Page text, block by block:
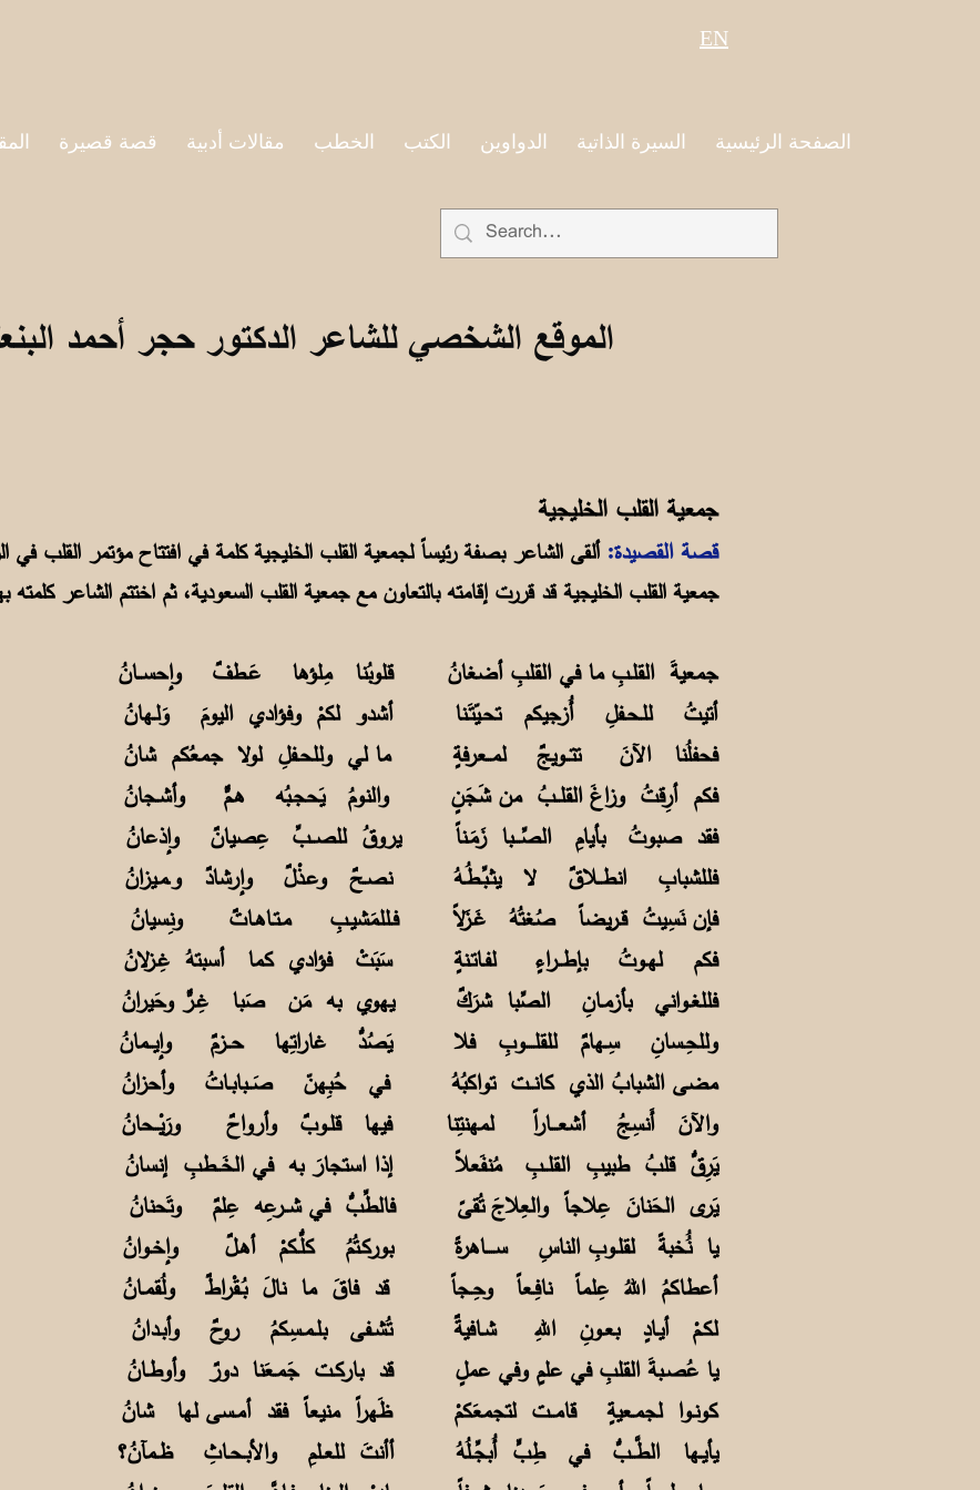
EN
الصفحة الرئيسية السيرة الذاتية الدواوين الكتب الخطب مقالات أدبية قصة قصيرة
الموقع الشخصي للشاعر الدكتور حجر أحمد
جمعية القلب الخليجية
قصة القصيدة:
جمعية القلب الخليجية قد قررت إقامته بالتعاون مع جمعية القلب السعودية، ثم اختتم الشاعر كلمته
جمعيةَ القلـبِ ما في القلبِ أضغانُ قلوبُنا مِلؤها عَـطفٌ وإحســانُ
أتيتُ للـحـفلِ أُزجيكم تحـيّتَـنا أشدو لكمْ وفؤادي اليومَ وَلـهانُ
فحفلُنا الآنَ تتــويجٌ لمــعرفةٍ ما لي وللحـفلِ لولا جمعُكم شانُ
فكم أرِقتُ وزاغَ القلــبُ من شَجَنٍ والنومُ يَحجـبُه هـمٌّ وأشـجانُ
فقد صبوتُ بأيامِ الصِّـــبا زَمَـناً يروقُ للصــبِّ عِصيانٌ وإذعانُ
فللشبابِ انطــلاقٌ لا يثـبِّـطُـهُ نصـحٌ وعـذْلٌ وإرشادٌ وـمـيزانُ
فإن نَسِيتُ قـريضاً صُغتُهُ غَـزَلاً فـللمَشيـبِ مـتـاهـاتٌ ونِسيانُ
فكم لهـوتُ بإطــراءٍ لفـاتـنةٍ سَبَتْ فؤادي كما أسبتهُ غِـزلانُ
فللغـواني بأزمـانِ الصِّبا شرَكٌ يهوي به مَن صَبا غِـرٌّ وحَيرانُ
وللحِـسانِ سِـهامٌ للقلــــوبِ فلا يَصُدُّ غاراتِها حــزمٌ وإيــمانُ
مضى الشبابُ الذي كانــت تواكبُهُ في حُبِهنّ صَــبابـاتُ وأحزانُ
والآنَ أَنسِجُ أشعـــاراً لمهنتِنا فيها قلـوبٌ وأرواحٌ ورَيْــحانُ
يَرِقُّ قلبُ طبيبِ القلــبِ مُنفَعلاً إذا استجارَ به في الخَــطبِ إنسانُ
يَرى الحَنانَ عِلاجاً والعِلاجَ تُقىً فالطِّبُّ في شــرعِه عِلمٌ وتَحنانُ
يا نُُخبةً لقلـوبِ الناسِ ســــاهرةً بوركـتُمُ كلُّـكمْ أهـلٌ وإخـوانُ
أعطاكمُ اللهُ عِلماً نافِـعاً وحِـجاً قد فاقَ ما نالَ بُـقْراطٌ ولُقمـانُ
لكـمْ أيـادٍ بعـونِ اللهِ شـافيةٌ تُشـفى بلـمـسِكمُ روحٌ وأبـدانُ
يا عُصـبةَ القلبِ في علمٍ وفي عملٍ قد باركـت جَمـعَنا دورٌ وأوطـانُ
كونـوا لجمـعيةٍ قامــت لتجمعَكمْ ظَهراً منيعاً فقد أمـسى لها شانُ
يأيـها الطَّــبُّ في طِبٍّ أُبجِّـلُهُ أأنتَ للعـلمِ والأبـحـاثِ ظـمآنُ؟